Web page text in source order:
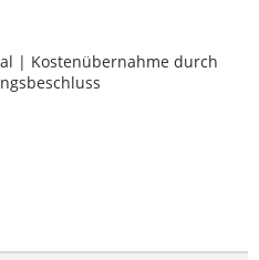
| Kostenübernahme durch